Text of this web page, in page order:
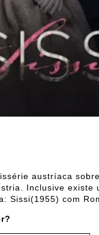
austríaca
Inclusive existe
Sissi(1955) com